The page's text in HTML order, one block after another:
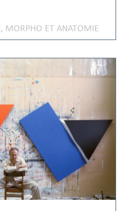
, MORPHO ET ANATOMIE